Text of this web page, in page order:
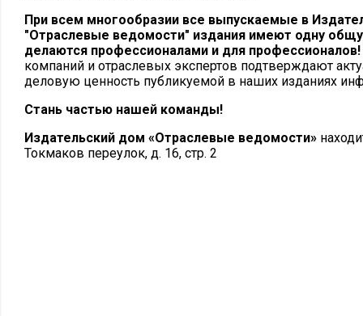
При всем многообразии все выпускаемые в
"Отраслевые ведомости" издания имеют одну
делаются профессионалами и для профессионалов!
компаний и отраслевых экспертов подтверждают
деловую ценность публикуемой в наших изданиях
Стань частью нашей команды!
Издательский дом «Отраслевые ведомости»
Токмаков переулок, д. 16, стр. 2